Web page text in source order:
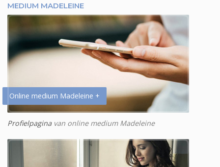
MEDIUM MADELEINE
Online medium Madeleine +
Profielpaginavan online medium Madeleine